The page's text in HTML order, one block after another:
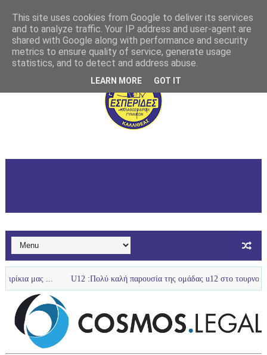
U12 :Πολύ καλή παρουσία της ομάδας u12 στο τουρνουά με
This site uses cookies from Google to deliver its services
and to analyze traffic. Your IP address and user-agent are
shared with Google along with performance and security
metrics to ensure quality of service, generate usage
statistics, and to detect and address abuse.
LEARN MORE GOT IT